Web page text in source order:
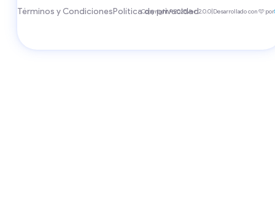
Términos y CondicionesPolítica de privacidad
Copyright © 2025Ver. 2.0.0|Desarrollado con 🩵 por